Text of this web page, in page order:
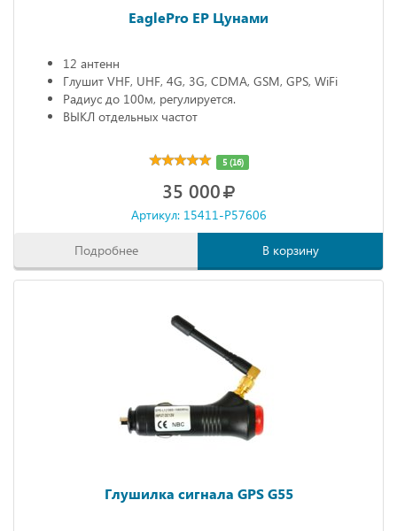
EaglePro EP Цунами
12 антенн
Глушит VHF, UHF, 4G, 3G, CDMA, GSM, GPS, WiFi
Радиус до 100м, регулируется.
ВЫКЛ отдельных частот
5 (16)
35 000
Артикул: 15411-P57606
Подробнее В корзину
Глушилка сигнала GPS G55